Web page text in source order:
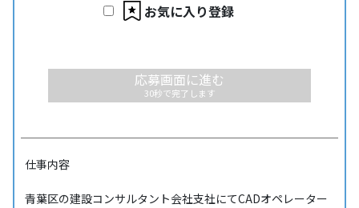
お気に入り登録
応募画面に進む
30秒で完了します
仕事内容
青葉区の建設コンサルタント会社支社にてCADオペレーター